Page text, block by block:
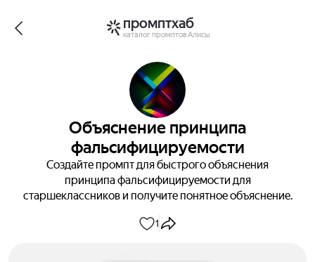
промптхаб
каталог промптов Алисы
Объяснение принципа
фальсифицируемости
Создайте промпт для быстрого объяснения
принципа фальсифицируемости для
старшеклассников и получите понятное объяснение.
1